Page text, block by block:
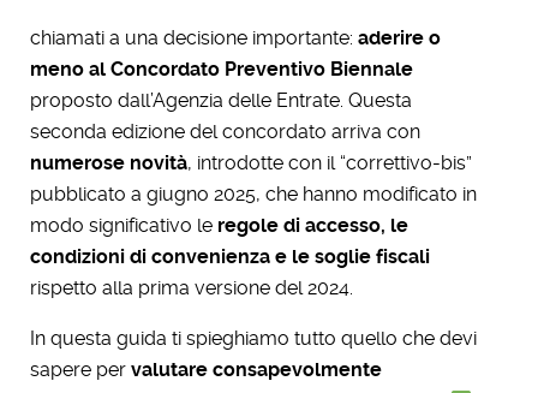
chiamati a una decisione importante: aderire o
meno al Concordato Preventivo Biennale
proposto dall’Agenzia delle Entrate. Questa
seconda edizione del concordato arriva con
numerose novità, introdotte con il “correttivo-bis”
pubblicato a giugno 2025, che hanno modificato in
modo significativo le regole di accesso, le
condizioni di convenienza e le soglie fiscali
rispetto alla prima versione del 2024.
In questa guida ti spieghiamo tutto quello che devi
sapere per valutare consapevolmente